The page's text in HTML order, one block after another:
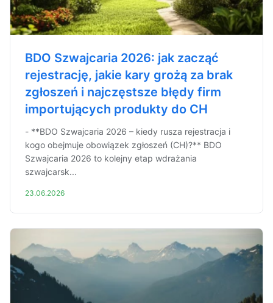
BDO Szwajcaria 2026: jak zacząć
rejestrację, jakie kary grożą za brak
zgłoszeń i najczęstsze błędy firm
importujących produkty do CH
- **BDO Szwajcaria 2026 – kiedy rusza rejestracja i
kogo obejmuje obowiązek zgłoszeń (CH)?** BDO
Szwajcaria 2026 to kolejny etap wdrażania
szwajcarsk...
23.06.2026